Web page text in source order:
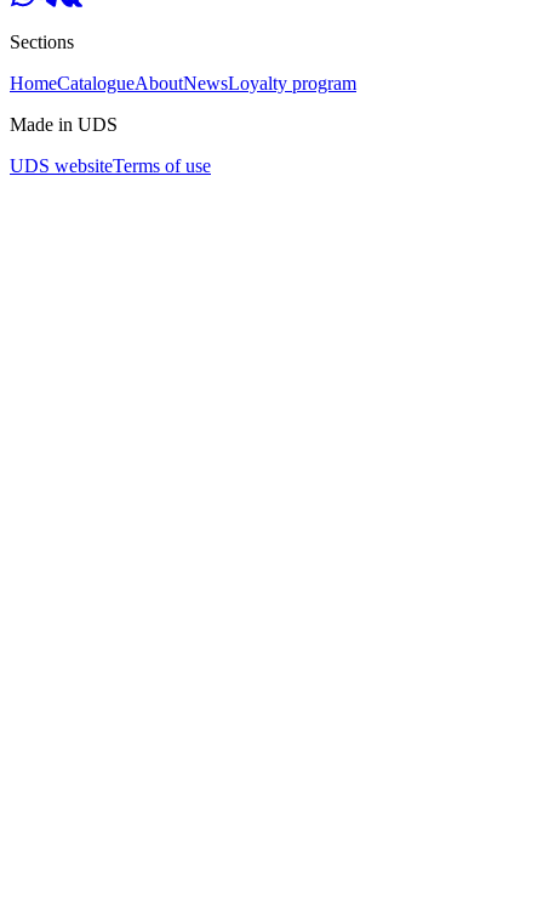
Sections
HomeCatalogueAboutNewsLoyalty program
Made in UDS
UDS websiteTerms of use